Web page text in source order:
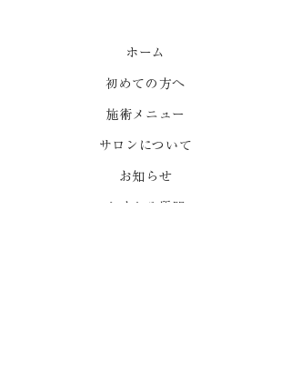
はりって痛くないです
ホーム
初めての方へ
施術メニュー
サロンについて
お知らせ